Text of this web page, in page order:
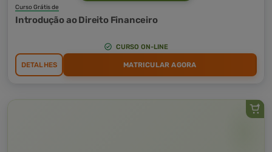
Curso Grátis de
Introdução ao Direito Financeiro
CURSO ON-LINE
DETALHES MATRICULAR AGORA